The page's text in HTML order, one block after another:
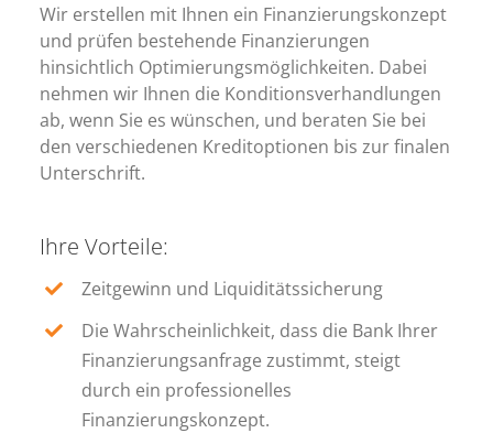
Wir erstellen mit Ihnen ein Finanzierungskonzept
und prüfen bestehende Finanzierungen
hinsichtlich Optimierungsmöglichkeiten. Dabei
nehmen wir Ihnen die Konditionsverhandlungen
ab, wenn Sie es wünschen, und beraten Sie bei
den verschiedenen Kreditoptionen bis zur finalen
Unterschrift.
Ihre Vorteile:
Zeitgewinn und Liquiditätssicherung
Die Wahrscheinlichkeit, dass die Bank Ihrer
Finanzierungsanfrage zustimmt, steigt
durch ein professionelles
Finanzierungskonzept.